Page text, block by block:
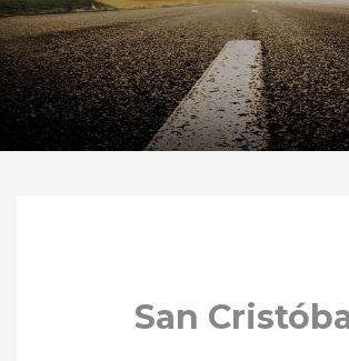
San